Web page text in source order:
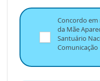
Concordo em
da Mãe
Santuário
Comunicação